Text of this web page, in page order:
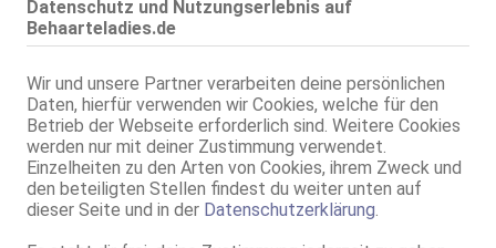
Datenschutz und Nutzungserlebnis auf
Behaarteladies.de
Wir und unsere Partner verarbeiten deine persönlichen
Daten, hierfür verwenden wir Cookies, welche für den
Betrieb der Webseite erforderlich sind. Weitere Cookies
werden nur mit deiner Zustimmung verwendet.
Einzelheiten zu den Arten von Cookies, ihrem Zweck und
den beteiligten Stellen findest du weiter unten auf
dieser Seite und in der Datenschutzerklärung.
41 Jahre, 75B, KF 38, 1.65m, behaart, asiatisch
Akademiestr. 23
Lady Hildegard Str*p *n
Wellness Art
kein GV, Schmu., Kuscheln, AV b. Ihm, DSa, DSp, FE, Nylon